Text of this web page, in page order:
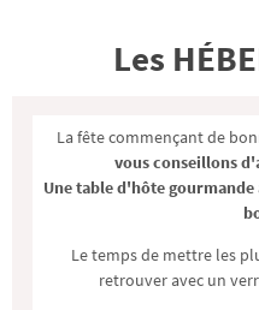
Les
La fête commençant de
vous conseillons
Une table d'hôte
Le temps de mettre les
retrouver avec un